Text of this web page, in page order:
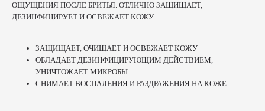
ОЩУЩЕНИЯ ПОСЛЕ БРИТЬЯ. ОТЛИЧНО ЗАЩИЩАЕТ,
ДЕЗИНФИЦИРУЕТ И ОСВЕЖАЕТ КОЖУ.
ЗАЩИЩАЕТ, ОЧИЩАЕТ И ОСВЕЖАЕТ КОЖУ
ОБЛАДАЕТ ДЕЗИНФИЦИРУЮЩИМ ДЕЙСТВИЕМ,
УНИЧТОЖАЕТ МИКРОБЫ
СНИМАЕТ ВОСПАЛЕНИЯ И РАЗДРАЖЕНИЯ НА КОЖЕ